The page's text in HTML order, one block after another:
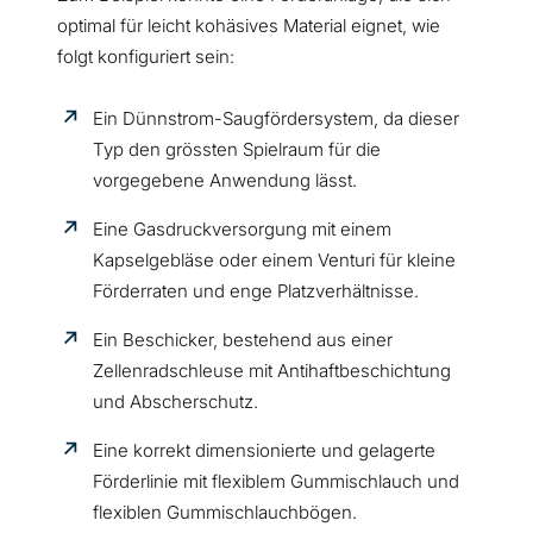
optimal für leicht kohäsives Material eignet, wie
folgt konfiguriert sein:
Ein Dünnstrom-Saugfördersystem, da dieser
Typ den grössten Spielraum für die
vorgegebene Anwendung lässt.
Eine Gasdruckversorgung mit einem
Kapselgebläse oder einem Venturi für kleine
Förderraten und enge Platzverhältnisse.
Ein Beschicker, bestehend aus einer
Zellenradschleuse mit Antihaftbeschichtung
und Abscherschutz.
Eine korrekt dimensionierte und gelagerte
Förderlinie mit flexiblem Gummischlauch und
flexiblen Gummischlauchbögen.